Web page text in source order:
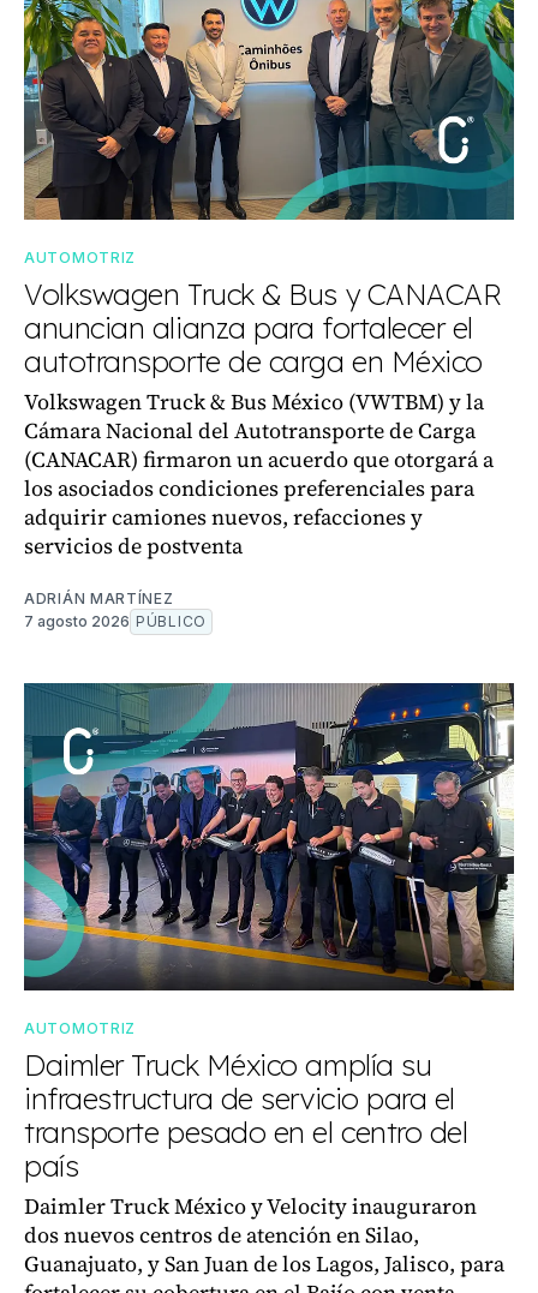
AUTOMOTRIZ
Volkswagen Truck & Bus y CANACAR
anuncian alianza para fortalecer el
autotransporte de carga en México
Volkswagen Truck & Bus México (VWTBM) y la
Cámara Nacional del Autotransporte de Carga
(CANACAR) firmaron un acuerdo que otorgará a
los asociados condiciones preferenciales para
adquirir camiones nuevos, refacciones y
servicios de postventa
ADRIÁN MARTÍNEZ
7 agosto 2026 PÚBLICO
AUTOMOTRIZ
Daimler Truck México amplía su
infraestructura de servicio para el
transporte pesado en el centro del
país
Daimler Truck México y Velocity inauguraron
dos nuevos centros de atención en Silao,
Guanajuato, y San Juan de los Lagos, Jalisco, para